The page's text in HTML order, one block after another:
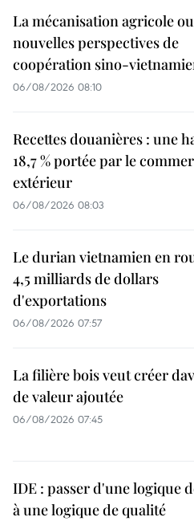
La mécanisation agricole
nouvelles perspectives de
coopération sino-
06/08/2026 08:10
Recettes douanières : une
18,7 % portée par le
extérieur
06/08/2026 08:03
Le durian vietnamien en
4,5 milliards de dollars
d'exportations
06/08/2026 07:57
La filière bois veut créer
de valeur ajoutée
06/08/2026 07:45
IDE : passer d'une logique
à une logique de qualité